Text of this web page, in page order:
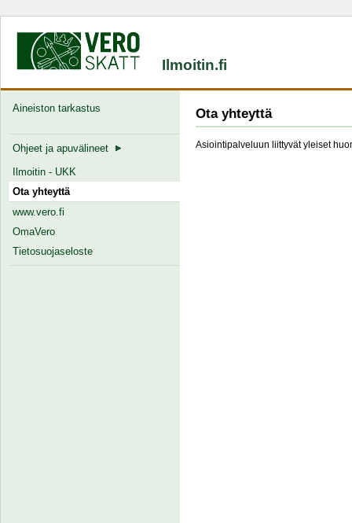
Ilmoitin.fi
Aineiston tarkastus
Ohjeet ja apuvälineet
Ilmoitin - UKK
Ota yhteyttä
www.vero.fi
OmaVero
Tietosuojaseloste
Ota yhteyttä
Asiointipalveluun liittyvät yleiset